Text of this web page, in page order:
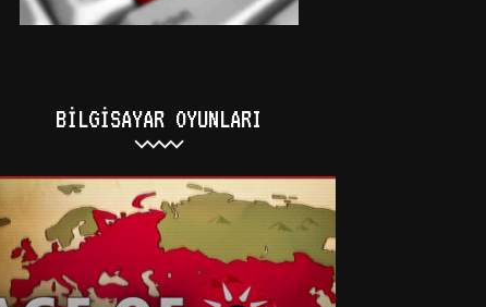
BILGISAYAR OYUNLARI